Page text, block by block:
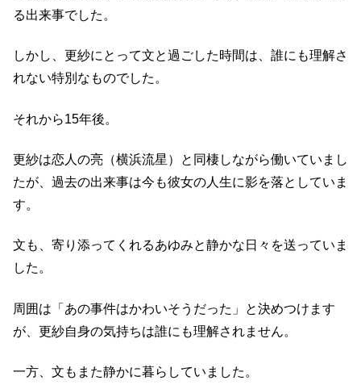
る出来事でした。
しかし、更紗にとって文と過ごした時間は、誰にも理解さ
れない特別なものでした。
それから15年後。
更紗は恋人の亮（横浜流星）と同棲しながら働いていまし
たが、過去の出来事は今も彼女の人生に影を落としていま
す。
文も、寄り添ってくれるあゆみと静かな日々を送っていま
した。
周囲は「あの事件はかわいそうだった」と決めつけます
が、更紗自身の気持ちは誰にも理解されません。
一方、文もまた静かに暮らしていました。